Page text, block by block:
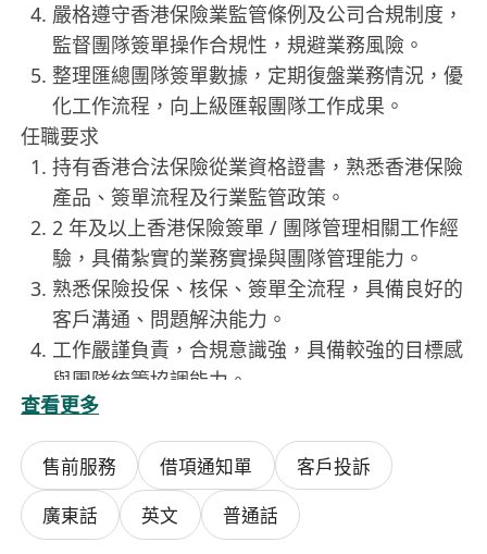
嚴格遵守香港保險業監管條例及公司合規制度，
監督團隊簽單操作合規性，規避業務風險。
整理匯總團隊簽單數據，定期復盤業務情況，優
化工作流程，向上級匯報團隊工作成果。
任職要求
持有香港合法保險從業資格證書，熟悉香港保險
產品、簽單流程及行業監管政策。
2 年及以上香港保險簽單 / 團隊管理相關工作經
驗，具備紮實的業務實操與團隊管理能力。
熟悉保險投保、核保、簽單全流程，具備良好的
客戶溝通、問題解決能力。
工作嚴謹負責，合規意識強，具備較強的目標感
與團隊統籌協調能力。
普通話流利，可順暢對接客戶，熟練使用辦公軟
件。
查看更多
售前服務 借項通知單
客戶投訴
廣東話
英文 普通話